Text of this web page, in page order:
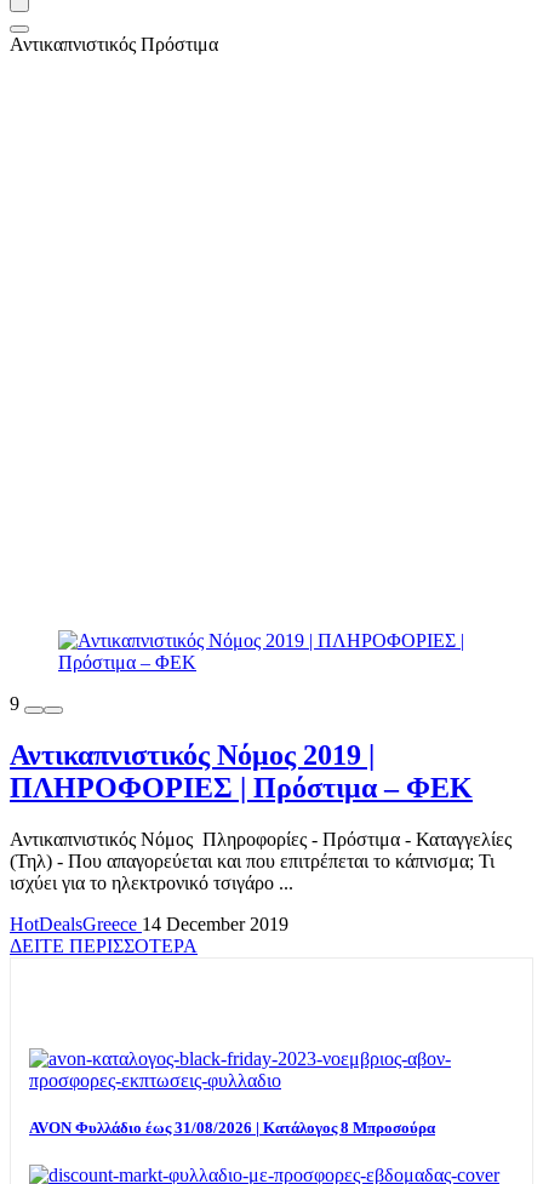
Αντικαπνιστικός Πρόστιμα
9
Αντικαπνιστικός Νόμος 2019 |
ΠΛΗΡΟΦΟΡΙΕΣ | Πρόστιμα – ΦΕΚ
Αντικαπνιστικός Νόμος Πληροφορίες - Πρόστιμα - Καταγγελίες
(Τηλ) - Που απαγορεύεται και που επιτρέπεται το κάπνισμα; Τι
ισχύει για το ηλεκτρονικό τσιγάρο ...
HotDealsGreece 14 December 2019
ΔΕΙΤΕ ΠΕΡΙΣΣΟΤΕΡΑ
AVON Φυλλάδιο έως 31/08/2026 | Κατάλογος 8 Μπροσούρα